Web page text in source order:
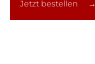
Jetzt bestellen →